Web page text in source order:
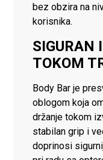
bez obzira na
korisnika.
SIGURAN
TOKOM
Body Bar je
oblogom koja
držanje tokom
stabilan grip i
doprinosi